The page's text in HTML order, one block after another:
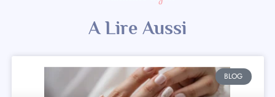
A Lire Aussi
BLOG